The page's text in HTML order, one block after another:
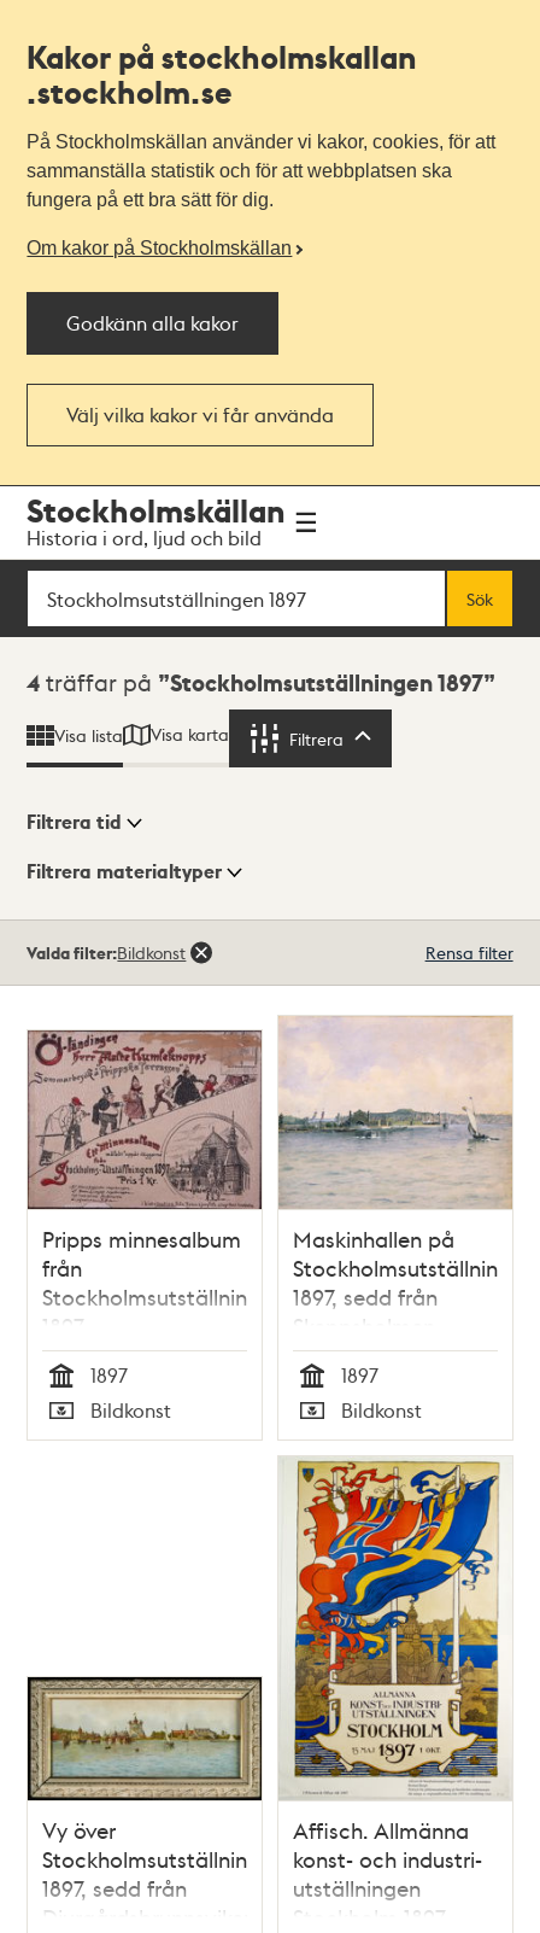
Kakor på stockholmskallan
.stockholm.se
På Stockholmskällan använder vi kakor, cookies, för att
sammanställa statistik och för att webbplatsen ska
fungera på ett bra sätt för dig.
Om kakor på Stockholmskällan
Godkänn alla kakor
Välj vilka kakor vi får använda
navigationen
huvudinnehållet
Stockholmskällan
Historia i ord, ljud och bild
Sök
Sök
Sökresultat
4 träffar på Stockholmsutställningen 1897
Visa lista Visa karta Filtrera
Visningsläge
Filtrera tid
Filtrera materialtyper
träffar
Valda filter:Bildkonst Rensa filter
Pripps minnesalbum
från
Stockholmsutställningen
1897
Tid
1897
Typ
Bildkonst
Maskinhallen på
Stockholmsutställningen
1897, sedd från
Skeppsholmen
Tid
1897
Typ
Bildkonst
Vy över
Stockholmsutställningen
1897, sedd från
Djurgårdsbrunnsviken
Affisch. Allmänna
konst- och industri-
utställningen
Stockholm 1897